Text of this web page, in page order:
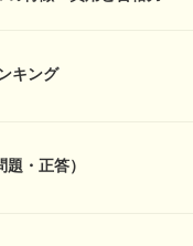
キング
・正答）